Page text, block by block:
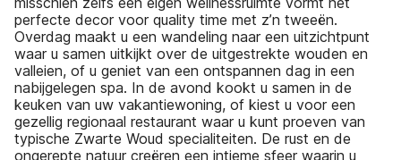
perfecte decor voor quality time met z’n tweeën.
Overdag maakt u een wandeling naar een uitzichtpunt
waar u samen uitkijkt over de uitgestrekte wouden en
valleien, of u geniet van een ontspannen dag in een
nabijgelegen spa. In de avond kookt u samen in de
keuken van uw vakantiewoning, of kiest u voor een
gezellig regionaal restaurant waar u kunt proeven van
typische Zwarte Woud specialiteiten. De rust en de
ongerepte natuur creëren een intieme sfeer waarin u